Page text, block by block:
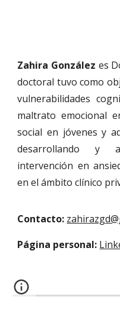
Zahira González es
doctoral tuvo como
vulnerabilidades
maltrato emocional
social en jóvenes y
desarrollando y
intervención en
en el ámbito clínico
Contacto:
Página personal: